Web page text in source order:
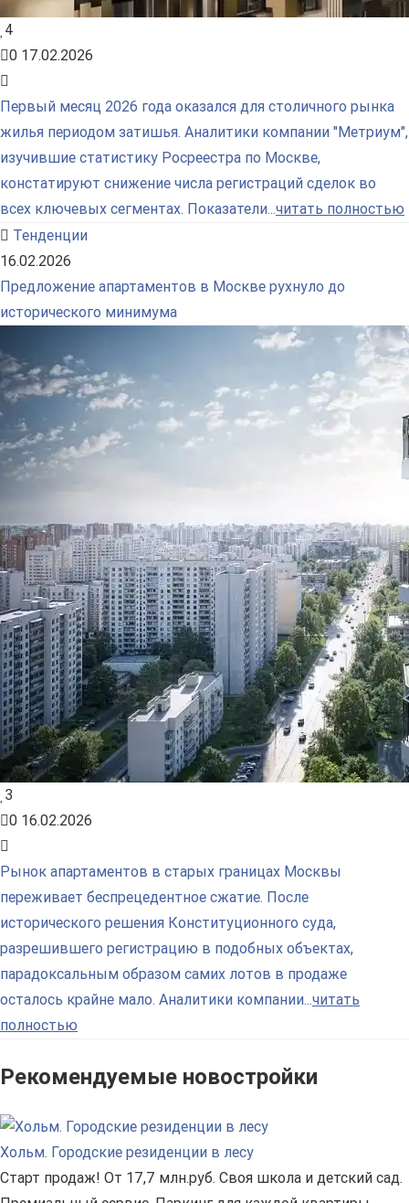
4
0 17.02.2026
Первый месяц 2026 года оказался для столичного рынка
жилья периодом затишья. Аналитики компании "Метриум",
изучившие статистику Росреестра по Москве,
констатируют снижение числа регистраций сделок во
всех ключевых сегментах. Показатели...читать полностью
Тенденции
16.02.2026
Предложение апартаментов в Москве рухнуло до
исторического минимума
3
0 16.02.2026
Рынок апартаментов в старых границах Москвы
переживает беспрецедентное сжатие. После
исторического решения Конституционного суда,
разрешившего регистрацию в подобных объектах,
парадоксальным образом самих лотов в продаже
осталось крайне мало. Аналитики компании...читать
полностью
Рекомендуемые новостройки
Хольм. Городские резиденции в лесу
Старт продаж! От 17,7 млн.руб. Своя школа и детский сад.